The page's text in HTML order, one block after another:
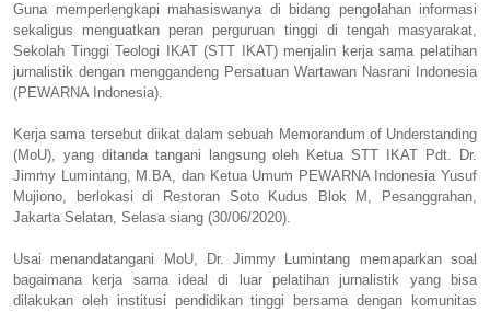
Guna memperlengkapi mahasiswanya di bidang pengolahan informasi
sekaligus menguatkan peran perguruan tinggi di tengah masyarakat,
Sekolah Tinggi Teologi IKAT (STT IKAT) menjalin kerja sama pelatihan
jurnalistik dengan menggandeng Persatuan Wartawan Nasrani Indonesia
(PEWARNA Indonesia).
Kerja sama tersebut diikat dalam sebuah Memorandum of Understanding
(MoU), yang ditanda tangani langsung oleh Ketua STT IKAT Pdt. Dr.
Jimmy Lumintang, M.BA, dan Ketua Umum PEWARNA Indonesia Yusuf
Mujiono, berlokasi di Restoran Soto Kudus Blok M, Pesanggrahan,
Jakarta Selatan, Selasa siang (30/06/2020).
Usai menandatangani MoU, Dr. Jimmy Lumintang memaparkan soal
bagaimana kerja sama ideal di luar pelatihan jurnalistik yang bisa
dilakukan oleh institusi pendidikan tinggi bersama dengan komunitas